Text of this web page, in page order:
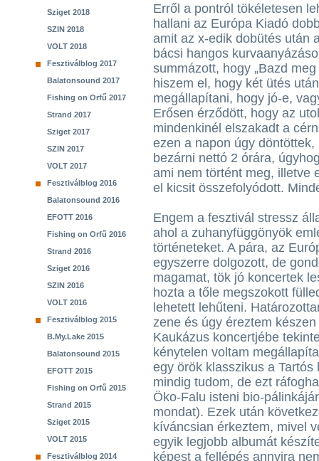
Sziget 2018
SZIN 2018
VOLT 2018
Fesztiválblog 2017
Balatonsound 2017
Fishing on Orfű 2017
Strand 2017
Sziget 2017
SZIN 2017
VOLT 2017
Fesztiválblog 2016
Balatonsound 2016
EFOTT 2016
Fishing on Orfű 2016
Strand 2016
Sziget 2016
SZIN 2016
VOLT 2016
Fesztiválblog 2015
B.My.Lake 2015
Balatonsound 2015
EFOTT 2015
Fishing on Orfű 2015
Strand 2015
Sziget 2015
VOLT 2015
Fesztiválblog 2014
Erről a pontról tökéletesen
hallani az Európa Kiadó
amit az x-edik dobütés után
bácsi hangos
summázott, hogy „Bazd
hiszem el, hogy két ütés
megállapítani, hogy jó-e,
Erősen érződött, hogy az
mindenkinél elszakadt a
ezen a napon úgy
bezárni nettó 2 órára,
ami nem történt meg, illetve
el kicsit összefolyódott.
Engem a fesztivál stressz
ahol a zuhanyfüggönyök
történeteket. A pára, az
egyszerre dolgozott, de
magamat, tök jó koncertek
hozta a tőle megszokott
lehetett lehűteni.
zene és úgy éreztem
Kaukázus koncertjébe
kénytelen voltam
egy örök klasszikus a
mindig tudom, de ezt
Öko-Falu isteni bio-
mondat). Ezek után
kíváncsian érkeztem, mivel
egyik legjobb albumát
képest a fellépés annyira